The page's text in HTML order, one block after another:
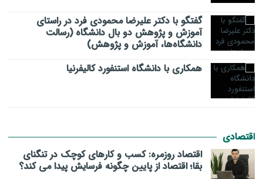
گفتگو با دکتر علیرضا محمودی فرد در راستای
آموزش و پژوهش دو بال دانشگاه (رسالت
دانشگاه‌ها، آموزش و پژوهش)
همکاری با دانشگاه استنفورد کالیفرنیا
اقتصادی
اقتصاد روزمره: کسب‌ و کارهای کوچک در تنگنای
بقا؛ اقتصاد از پایین چگونه فرسایش پیدا می کند؟